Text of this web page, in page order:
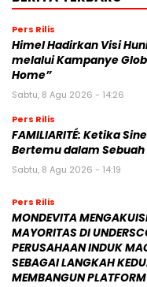
Pers Rilis
Himel Hadirkan Visi
melalui Kampanye
Home”
Sabtu, 8 Agu 2026 - 14:26
Pers Rilis
FAMILIARITÉ: Ketika
Bertemu dalam
Sabtu, 8 Agu 2026 - 14:19
Pers Rilis
MONDEVITA
MAYORITAS DI
PERUSAHAAN INDUK
SEBAGAI LANGKAH
MEMBANGUN